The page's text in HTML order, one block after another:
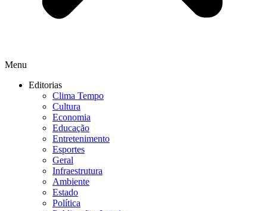
Menu
Editorias
Clima Tempo
Cultura
Economia
Educação
Entretenimento
Esportes
Geral
Infraestrutura
Ambiente
Estado
Política